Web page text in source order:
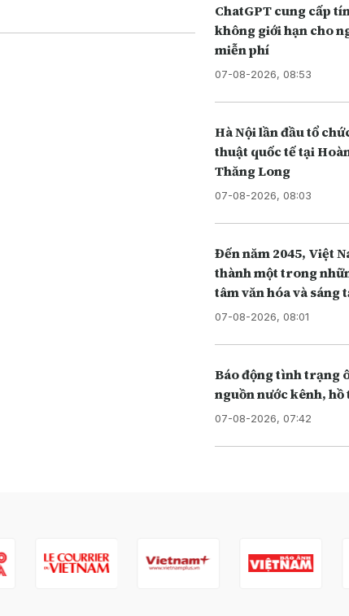
ChatGPT cung cấp
không giới hạn cho
miễn phí
07-08-2026, 08:53
Hà Nội lần đầu tổ
thuật quốc tế tại
Thăng Long
07-08-2026, 08:03
Đến năm 2045, Việt
thành một trong
tâm văn hóa và sáng
khu vực
07-08-2026, 08:01
Báo động tình trạng
nguồn nước kênh,
07-08-2026, 07:42